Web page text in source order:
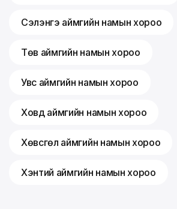
Сэлэнгэ аймгийн намын хороо
Төв аймгийн намын хороо
Увс аймгийн намын хороо
Ховд аймгийн намын хороо
Хөвсгөл аймгийн намын хороо
Хэнтий аймгийн намын хороо